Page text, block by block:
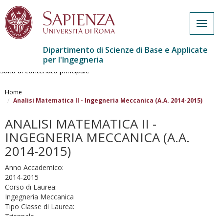
Salta al contenuto principale
Dipartimento di Scienze di Base e Applicate
per l'Ingegneria
Home
Analisi Matematica II - Ingegneria Meccanica (A.A. 2014-2015)
ANALISI MATEMATICA II -
INGEGNERIA MECCANICA (A.A.
2014-2015)
Anno Accademico:
2014-2015
Corso di Laurea:
Ingegneria Meccanica
Tipo Classe di Laurea: